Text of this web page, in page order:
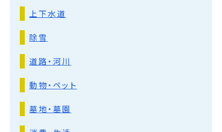
上下水道
除雪
道路・河川
動物・ペット
墓地・墓園